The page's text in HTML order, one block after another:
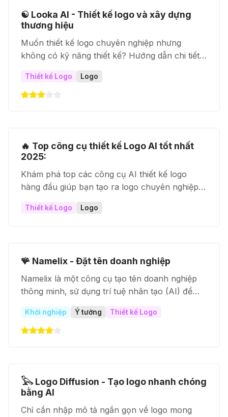
☯️ Looka AI - Thiết kế logo và xây dựng
thương hiệu
Muốn thiết kế logo chuyên nghiệp nhưng
không có kỹ năng thiết kế? Hướng dẫn chi tiết
- nền tảng thiết kế logo thông minh sử dụng trí
tuệ nhân tạo.
Thiết kế Logo Logo
🔥 Top công cụ thiết kế Logo AI tốt nhất
2025:
Khám phá top các công cụ AI thiết kế logo
hàng đầu giúp bạn tạo ra logo chuyên nghiệp
hay designer, đây là danh sách bạn không nên
Thiết kế Logo Logo
🪸 Namelix - Đặt tên doanh nghiệp
Namelix là một công cụ tạo tên doanh nghiệp
thông minh, sử dụng trí tuệ nhân tạo (AI) để
thương hiệu cho doanh nghiệp của mình.
Khởi nghiệp Ý tưởng Thiết kế Logo
𓅂 Logo Diffusion - Tạo logo nhanh chóng
bằng AI
Chỉ cần nhập mô tả ngắn gọn về logo mong